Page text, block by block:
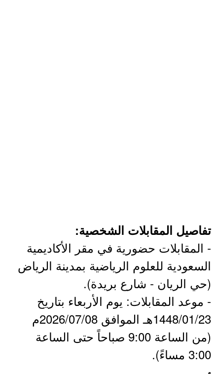
تفاصيل المقابلات الشخصية:
- المقابلات حضورية في مقر الأكاديمية
السعودية للعلوم الرياضية بمدينة الرياض
(حي الريان - شارع بريدة).
- موعد المقابلات: يوم الأربعاء بتاريخ
1448/01/23هـ الموافق 2026/07/08م
(من الساعة 9:00 صباحاً حتى الساعة
3:00 مساءً).